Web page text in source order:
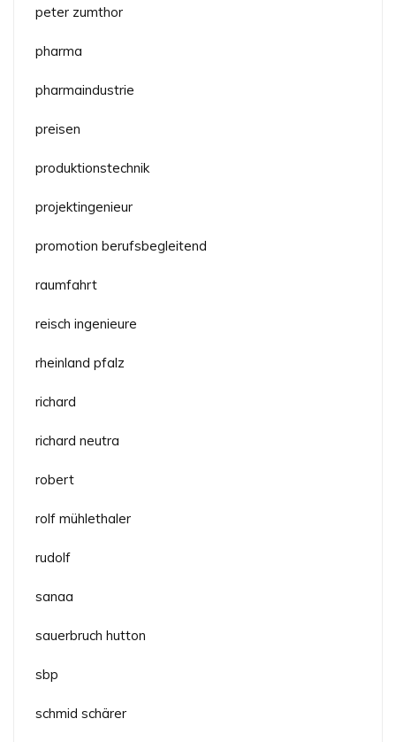
peter zumthor
pharma
pharmaindustrie
preisen
produktionstechnik
projektingenieur
promotion berufsbegleitend
raumfahrt
reisch ingenieure
rheinland pfalz
richard
richard neutra
robert
rolf mühlethaler
rudolf
sanaa
sauerbruch hutton
sbp
schmid schärer